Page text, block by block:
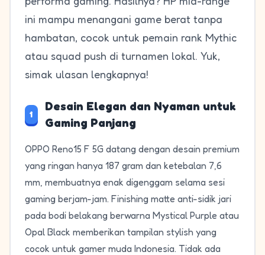
ini mampu menangani game berat tanpa
hambatan, cocok untuk pemain rank Mythic
atau squad push di turnamen lokal. Yuk,
simak ulasan lengkapnya!
1
Desain Elegan dan Nyaman untuk
Gaming Panjang
OPPO Reno15 F 5G datang dengan desain premium
yang ringan hanya 187 gram dan ketebalan 7,6
mm, membuatnya enak digenggam selama sesi
gaming berjam-jam. Finishing matte anti-sidik jari
pada bodi belakang berwarna Mystical Purple atau
Opal Black memberikan tampilan stylish yang
cocok untuk gamer muda Indonesia. Tidak ada